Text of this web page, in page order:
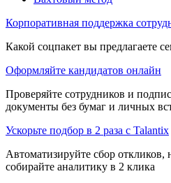
Корпоративная поддержка
Какой соцпакет вы предлагаете
Оформляйте кандидатов онлайн
Проверяйте сотрудников и
документы без бумаг и личных
Ускорьте подбор в 2 раза с Talantix
Автоматизируйте сбор откликов,
собирайте аналитику в 2 клика